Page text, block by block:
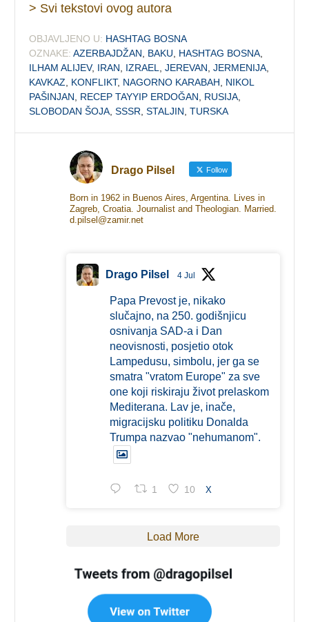
> Svi tekstovi ovog autora
OBJAVLJENO U: HASHTAG BOSNA
OZNAKE: AZERBAJDŽAN BAKU HASHTAG BOSNA
ILHAM ALIJEV, IRAN IZRAEL ,JEREVAN ,JERMENIJA
KAVKAZ
KONFLIKT, NAGORNO KARABAH
NIKOL
PAŠINJAN
RECEP TAYYIP ERDOĞAN RUSIJA
SLOBODAN ŠOJA ,SSSR ,STALJIN ,TURSKA
Drago Pilsel Follow
Born in 1962 in Buenos Aires, Argentina. Lives in
Zagreb, Croatia. Journalist and Theologian. Married.
d.pilsel@zamir.net
Drago Pilsel 4 Jul
Papa Prevost je, nikako
slučajno, na 250. godišnjicu
osnivanja SAD-a i Dan
neovisnosti, posjetio otok
Lampedusu, simbolu, jer ga se
smatra "vratom Europe" za sve
one koji riskiraju život prelaskom
Mediterana. Lav je, inače,
migracijsku politiku Donalda
Trumpa nazvao "nehumanom".
1 10 X
Load More